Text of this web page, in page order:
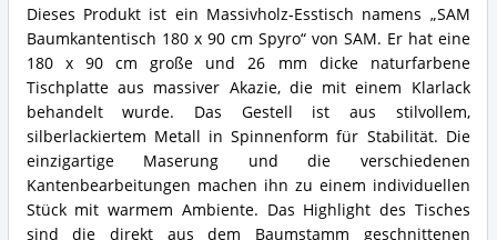
Dieses Produkt ist ein Massivholz-Esstisch namens „SAM
Baumkantentisch 180 x 90 cm Spyro“ von SAM. Er hat eine
180 x 90 cm große und 26 mm dicke naturfarbene
Tischplatte aus massiver Akazie, die mit einem Klarlack
behandelt wurde. Das Gestell ist aus stilvollem,
silberlackiertem Metall in Spinnenform für Stabilität. Die
einzigartige Maserung und die verschiedenen
Kantenbearbeitungen machen ihn zu einem individuellen
Stück mit warmem Ambiente. Das Highlight des Tisches
sind die direkt aus dem Baumstamm geschnittenen